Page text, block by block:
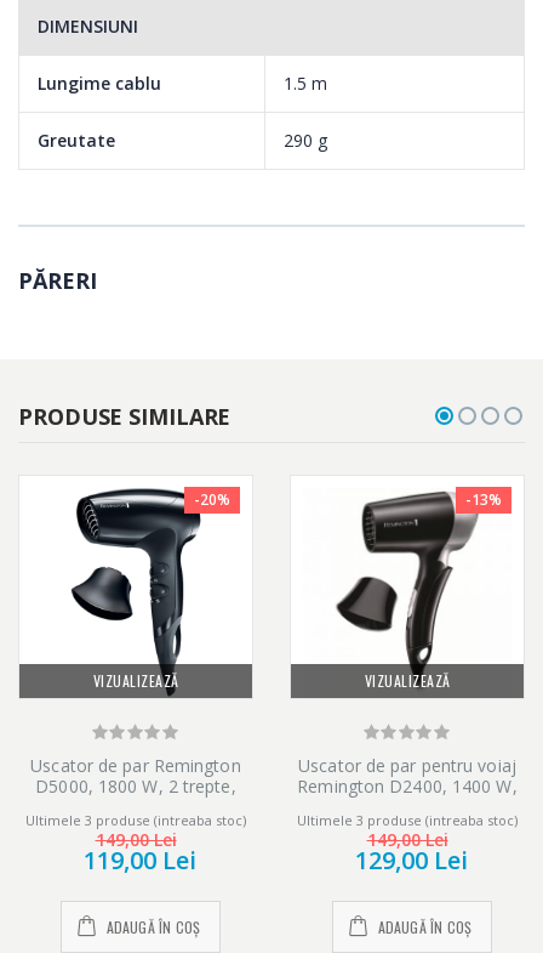
Setare aer rece pentru uscare extradelicata
O setare de aer rece iti permite uscarea parului la o temperatura
destul de redusa, pentru a reduce la minim deteriorarea, fiind
potrivita in special pentru parul fin, uscat sau deteriorat. Este o
setare perfecta pentru anotimpul calduros al verii!
Design compact pentru manevrare si transport cu usurinta
Compact si ergonomic, acest uscator de par beneficiaza de un
design modern si inteligent. Prin urmare, are o greutate redusa
si este usor de utilizat.
DIMENSIUNI
Lungime cablu 1.5 m
Greutate 290 g
PĂRERI
PRODUSE SIMILARE
VIZUALIZEAZĂ
-20%
Uscator de par Remington
D5000, 1800 W, 2 trepte,
Ultimele 3 produse (intreaba stoc)
149,00 Lei
119,00 Lei
ADAUGĂ ÎN COȘ
VIZUALIZEAZĂ
-13%
Uscator de par pentru voiaj
Remington D2400, 1400 W,
Ultimele 3 produse (intreaba stoc)
149,00 Lei
129,00 Lei
ADAUGĂ ÎN COȘ